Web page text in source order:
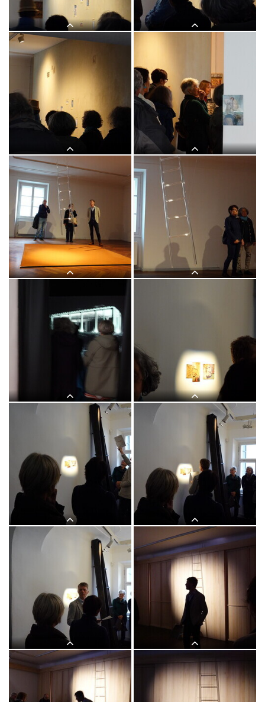
MEHR – MEAN TIME" von Maaria
Wirkkala
MEHR – MEAN TIME" von Maaria
Wirkkala
Lange Nacht der Kirchen, 23. Mai
2025: Kurator Johannes Rauchenberger
führt durch die Ausstellung "NUN
MEHR – MEAN TIME" von Maaria
Lange Nacht der Kirchen, 23. Mai
2025: Kurator Johannes Rauchenberger
führt durch die Ausstellung "NUN
MEHR – MEAN TIME" von Maaria
Wirkkala
Lange Nacht der Kirchen, 23. Mai
2025: Kurator Johannes Rauchenberger
führt durch die Ausstellung "NUN
MEHR – MEAN TIME" von Maaria
Wirkkala
Lange Nacht der Kirchen, 23. Mai
2025: Kurator Johannes Rauchenberger
führt durch die Ausstellung "NUN
MEHR – MEAN TIME" von Maaria
Wirkkala
Lange Nacht der Kirchen, 23. Mai
2025: Kurator Johannes Rauchenberger
führt durch die Ausstellung "NUN
Lange Nacht der Kirchen, 23. Mai
2025: Kurator Johannes Rauchenberger
führt durch die Ausstellung "NUN
MEHR – MEAN TIME" von Maaria
Wirkkala
Lange Nacht der Kirchen, 23. Mai
2025: Kurator Johannes Rauchenberger
führt durch die Ausstellung "NUN
MEHR – MEAN TIME" von Maaria
Lange Nacht der Kirchen, 23. Mai
2025: Kurator Johannes Rauchenberger
führt durch die Ausstellung "NUN
MEHR – MEAN TIME" von Maaria
Wirkkala
Lange Nacht der Kirchen, 23. Mai
2025: Kurator Johannes Rauchenberger
führt durch die Ausstellung "NUN
MEHR – MEAN TIME" von Maaria
Wirkkala
Lange Nacht der Kirchen, 23. Mai
2025: Kurator Johannes Rauchenberger
führt durch die Ausstellung "NUN
MEHR – MEAN TIME" von Maaria